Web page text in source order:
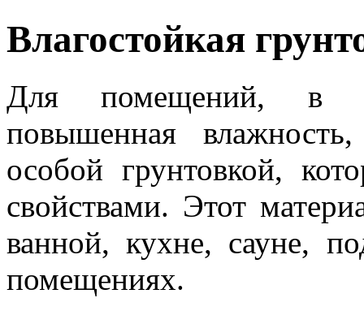
Влагостойкая
Для помещений, в
повышенная
особой грунтовкой,
свойствами. Этот
ванной, кухне, сауне,
помещениях.